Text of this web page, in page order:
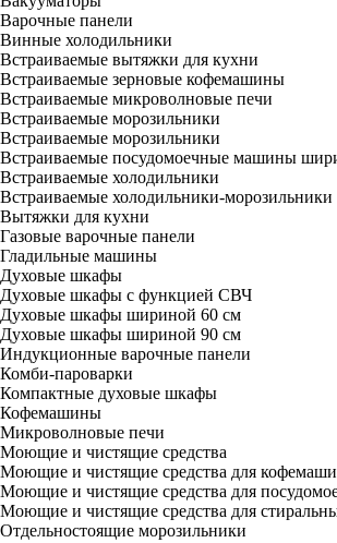
Варочные панели
Винные холодильники
Встраиваемые вытяжки для кухни
Встраиваемые зерновые кофемашины
Встраиваемые микроволновые печи
Встраиваемые морозильники
Встраиваемые морозильники
Встраиваемые посудомоечные машины
Встраиваемые холодильники
Встраиваемые холодильники-морозильники
Вытяжки для кухни
Газовые варочные панели
Гладильные машины
Духовые шкафы
Духовые шкафы с функцией СВЧ
Духовые шкафы шириной 60 см
Духовые шкафы шириной 90 см
Индукционные варочные панели
Комби-пароварки
Компактные духовые шкафы
Кофемашины
Микроволновые печи
Моющие и чистящие средства
Моющие и чистящие средства для
Моющие и чистящие средства для
Моющие и чистящие средства для
Отдельностоящие морозильники